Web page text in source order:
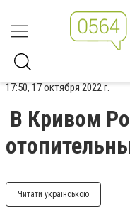
17:50, 17 октября 2022 г.
В Кривом
Читати українською